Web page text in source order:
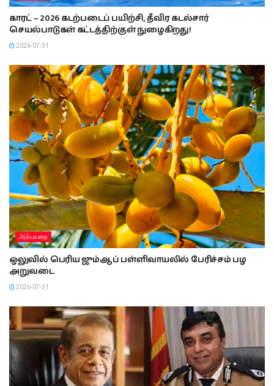
காரட் – 2026 கடற்படைப் பயிற்சி, தீவிர கடல்சார்
செயல்பாடுகள் கட்டத்திற்குள் நுழைகிறது!
2026-07-31
அம்பாறை
ஒலுவில் பெரிய ஜும்ஆப் பள்ளிவாயலில் பேரிச்சம் பழ
அறுவடை
2026-07-31